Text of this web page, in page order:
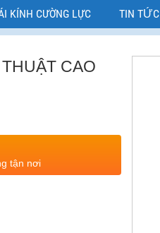
KÍNH CƯỜNG LỰC TIN TỨC
CAO
tận nơi